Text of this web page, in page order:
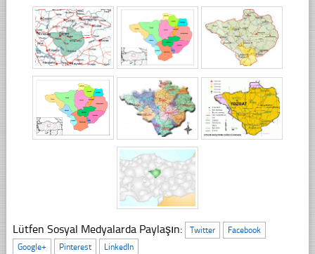
Lütfen Sosyal Medyalarda Paylaşın: Twitter
Facebook
Google+
Pinterest LinkedIn